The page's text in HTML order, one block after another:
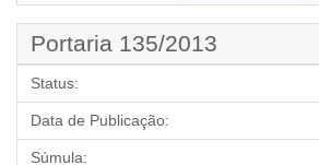
Portaria 135/2013
Status:
Data de Publicação:
Súmula: